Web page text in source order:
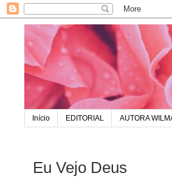
Início EDITORIAL AUTORA
Eu Vejo Deus